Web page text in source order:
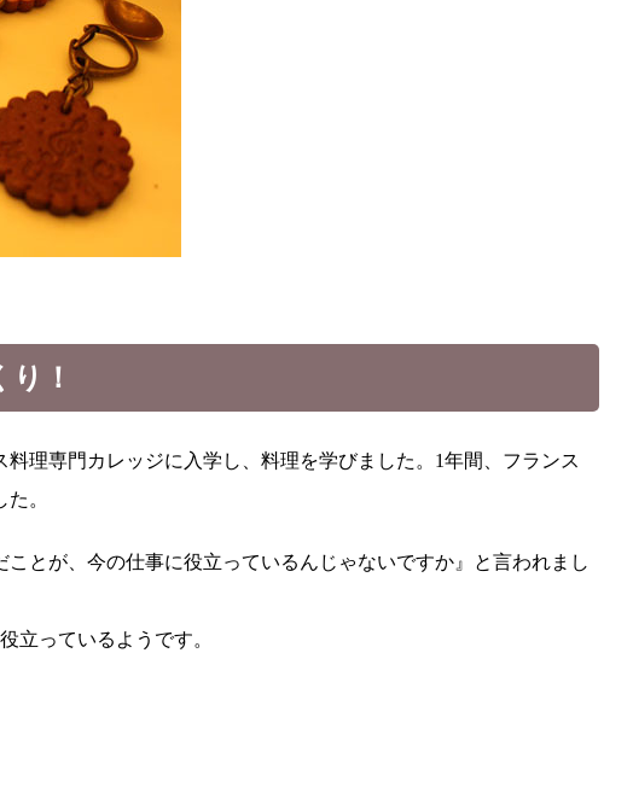
！
理専門カレッジに入学し、料理を学びました。1年間、フランス
。
とが、今の仕事に役立っているんじゃないですか』と言われまし
立っているようです。